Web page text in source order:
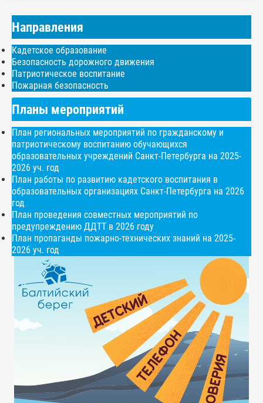
Направления
Кадетское образование
Безопасность дорожного движения
Патриотическое воспитание
Пожарная безопасность
Планы мероприятий
План региональных мероприятий по гражданскому и
патриотическому воспитанию обучающихся
образовательных учреждений Санкт-Петербурга на 2025-
2026 уч. год
План работы по развитию кадетского воспитания в
образовательных организациях Санкт-Петербурга на 2026
год
План проведения совместных мероприятий по
предупреждению ДДТТ в 2026 году
План пропаганды пожарно-технических знаний на 2025-
2026 уч. год